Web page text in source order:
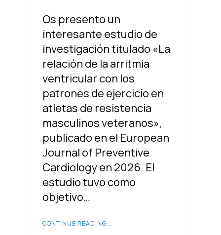
Os presento un
interesante estudio de
investigación titulado «La
relación de la arritmia
ventricular con los
patrones de ejercicio en
atletas de resistencia
masculinos veteranos»,
publicado en el European
Journal of Preventive
Cardiology en 2026. El
estudio tuvo como
objetivo…
CONTINUE READING...